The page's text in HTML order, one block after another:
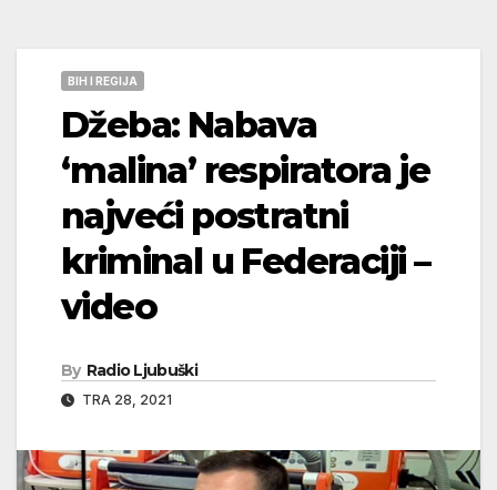
BIH I REGIJA
Džeba: Nabava
‘malina’ respiratora je
najveći postratni
kriminal u Federaciji –
video
By Radio Ljubuški
TRA 28, 2021